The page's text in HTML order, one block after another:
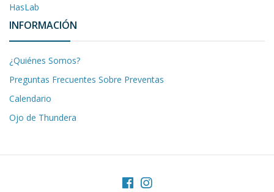
HasLab
INFORMACIÓN
¿Quiénes Somos?
Preguntas Frecuentes Sobre Preventas
Calendario
Ojo de Thundera